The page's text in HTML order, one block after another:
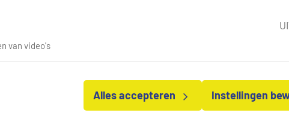
van video's
Alles accepteren Instellingen